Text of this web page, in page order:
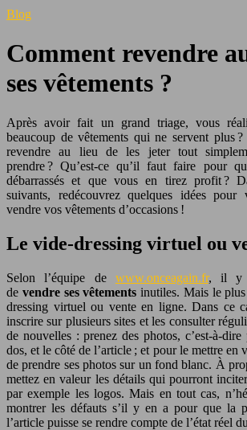
Blog
Comment revendre
ses vêtements ?
Après avoir fait un grand triage, vous
beaucoup de vêtements qui ne servent plus
revendre au lieu de les jeter tout
prendre ? Qu’est-ce qu’il faut faire pour
débarrassés et que vous en tirez profit ?
suivants, redécouvrez quelques idées
vendre vos vêtements d’occasions !
Le vide-dressing virtuel ou
Selon l’équipe de www.onceagain.fr, il y
de vendre ses vêtements inutiles. Mais le
dressing virtuel ou vente en ligne. Dans ce
inscrire sur plusieurs sites et les consulter
de nouvelles : prenez des photos, c’est-à-
dos, et le côté de l’article ; et pour le mettre en
de prendre ses photos sur un fond blanc. À
mettez en valeur les détails qui pourront
par exemple les logos. Mais en tout cas,
montrer les défauts s’il y en a pour que la
l’article puisse se rendre compte de l’état réel